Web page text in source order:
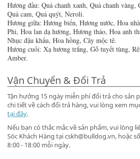
Hương đầu: Quả chanh xanh, Quả chanh vàng,
Quả cam, Quả quýt, Neroli.
Hương giữa: Hương biển, Hương nước, Hoa
Phi, Hoa lan dạ hương, Hương thảo, Hoa anh
Nhục đậu khấu, Hoa hồng, Cây mộc tê.
Hương cuối: Xạ hương trắng, Gỗ tuyết tùng,
Amber.
Vận Chuyển & Đổi Trả
Tận hưởng 15 ngày miễn phí đổi trả cho sản
chi tiết về cách đổi trả hàng, vui lòng xem
tại đây.
Nếu bạn có thắc mắc về sản phẩm, vui lòng
Sóc Khách Hàng tại cskh@bulldog.vn, hoặc
8:00 - 18:00 mỗi ngày.